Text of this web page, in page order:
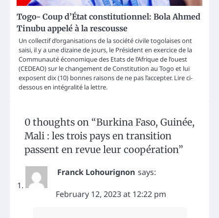
Togo- Coup d’État constitutionnel: Bola Ahmed
Tinubu appelé à la rescousse
Un collectif d’organisations de la société civile togolaises ont
saisi, il y a une dizaine de jours, le Président en exercice de la
Communauté économique des Etats de l’Afrique de l’ouest
(CEDEAO) sur le changement de Constitution au Togo et lui
exposent dix (10) bonnes raisons de ne pas l’accepter. Lire ci-
dessous en intégralité la lettre.
0 thoughts on “Burkina Faso, Guinée,
Mali : les trois pays en transition
passent en revue leur coopération”
Franck Lohourignon says:
February 12, 2023 at 12:22 pm